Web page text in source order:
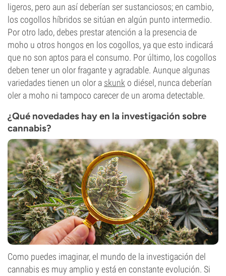
ligeros, pero aun así deberían ser sustanciosos; en cambio,
los cogollos híbridos se sitúan en algún punto intermedio.
Por otro lado, debes prestar atención a la presencia de
moho u otros hongos en los cogollos, ya que esto indicará
que no son aptos para el consumo. Por último, los cogollos
deben tener un olor fragante y agradable. Aunque algunas
variedades tienen un olor a skunk o diésel, nunca deberían
oler a moho ni tampoco carecer de un aroma detectable.
¿Qué novedades hay en la investigación sobre
cannabis?
Como puedes imaginar, el mundo de la investigación del
cannabis es muy amplio y está en constante evolución. Si